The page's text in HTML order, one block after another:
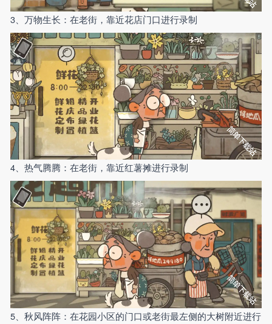
3、万物生长：在老街，靠近花店门口进行录制
4、热气腾腾：在老街，靠近红薯摊进行录制
5、秋风阵阵：在花园小区的门口或老街最左侧的大树附近进行